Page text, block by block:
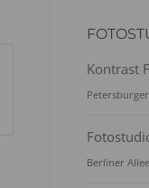
Kontrast
Berliner